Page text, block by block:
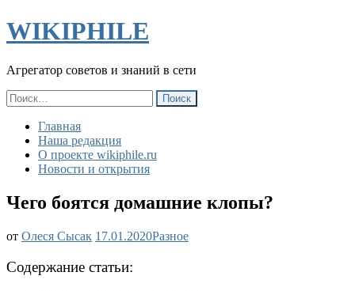
WIKIPHILE
Агрегатор советов и знаний в сети
Найти:
Главная
Наша редакция
О проекте wikiphile.ru
Новости и открытия
Чего боятся домашние клопы?
от Олеся Сысак 17.01.2020Чего
Разное
Содержание статьи: